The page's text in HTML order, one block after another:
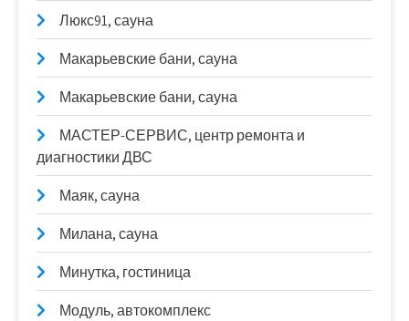
Люкс91, сауна
Макарьевские бани, сауна
Макарьевские бани, сауна
МАСТЕР-СЕРВИС, центр ремонта и
диагностики ДВС
Маяк, сауна
Милана, сауна
Минутка, гостиница
Модуль, автокомплекс